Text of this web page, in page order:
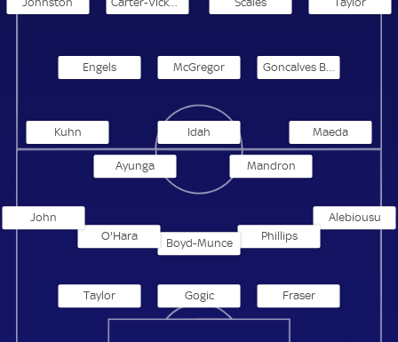
Engels McGregor Goncalves Bernardo
Kuhn Idah Maeda
Fraser
Gogic
Taylor
Alebiousu
Phillips
Boyd-Munce
O'Hara
John
Mandron
Ayunga